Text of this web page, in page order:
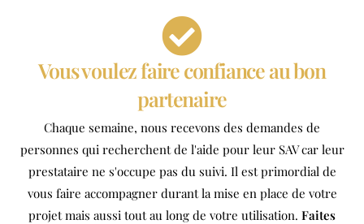
Vous voulez faire confiance au bon
partenaire
Chaque semaine, nous recevons des demandes de
personnes qui recherchent de l'aide pour leur SAV car leur
prestataire ne s'occupe pas du suivi. Il est primordial de
vous faire accompagner durant la mise en place de votre
projet mais aussi tout au long de votre utilisation. Faites